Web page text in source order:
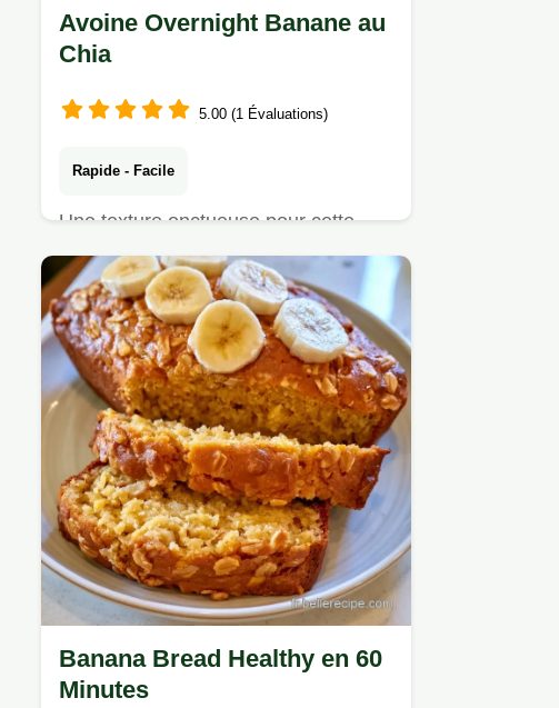
Avoine Overnight Banane au
Chia
5.00 (1 Évaluations)
Rapide - Facile
Une texture onctueuse pour cette
Avoine overnight banane. Ce guide
inclut le truc pour la texture…
Banana Bread Healthy en 60
Minutes